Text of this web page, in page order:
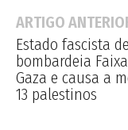
ARTIGO
Estado fascista
bombardeia
Gaza e causa a
13 palestinos